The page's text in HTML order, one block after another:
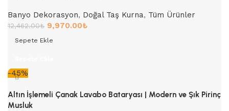
Banyo Dekorasyon, Doğal Taş Kurna, Tüm Ürünler
12,462.00₺ 9,970.00₺
Sepete Ekle
-45%
Altın İşlemeli Çanak Lavabo Bataryası | Modern ve Şık Pirinç
Musluk